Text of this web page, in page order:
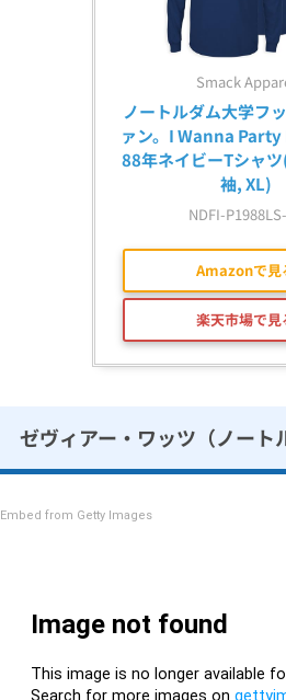
Smack
ノートルダム大学フ
ァン。I Wanna
88年ネイビーTシャ
袖, XL)
NDFI-
Amazonで見
楽天市場で見
ゼヴィアー・ワッツ（ノート
Embed from Getty Images